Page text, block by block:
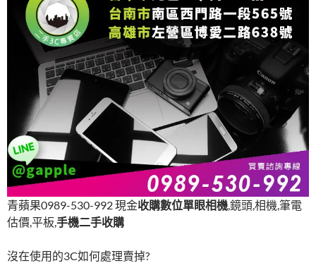
青蘋果0989-530-992 現金收購數位單眼相機,鏡頭,相機,筆電
估價,平板,手機二手收購
沒在使用的3C如何處理賣掉?